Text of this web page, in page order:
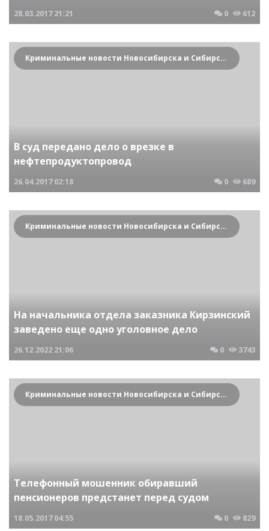
28.03.2017 21:21 0 612
Криминальные новости Новосибирска и Сибирского региона
В суд передано дело о врезке в
нефтепродуктопровод
26.04.2017 02:18 0 689
Криминальные новости Новосибирска и Сибирского региона
На начальника отдела заказника Кирзинский
заведено еще одно уголовное дело
26.12.2022 21:06 0 3743
Криминальные новости Новосибирска и Сибирского региона
Телефонный мошенник обиравший
пенсионеров предстанет перед судом
18.05.2017 04:55 0 829